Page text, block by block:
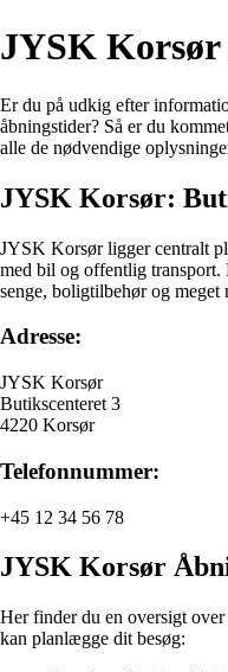
JYSK
Er du på udkig efter
åbningstider? Så er du
alle de nødvendige
JYSK Korsør:
JYSK Korsør ligger centralt
med bil og offentlig transport.
senge, boligtilbehør og meget
Adresse:
JYSK Korsør
Butikscenteret 3
4220 Korsør
Telefonnummer:
+45 12 34 56 78
JYSK Korsør
Her finder du en oversigt
kan planlægge dit besøg: